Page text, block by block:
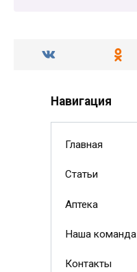
Навигация
Главная
Статьи
Аптека
Наша команда
Контакты